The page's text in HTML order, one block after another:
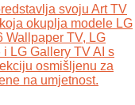
svoju Art TV
okuplja modele LG
Wallpaper TV, LG
LG Gallery TV AI s
osmišljenu za
na umjetnost.